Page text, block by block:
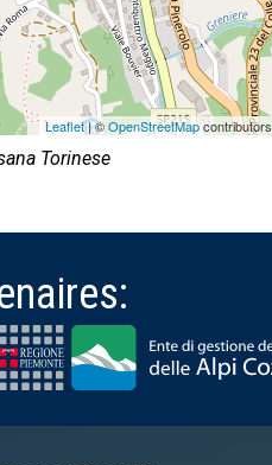
Leaflet| ©OpenStreetMapcontributors
Torinese